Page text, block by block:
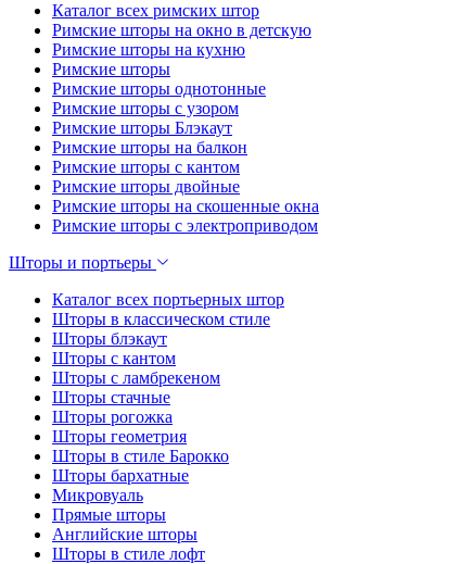
Каталог всех римских штор
Римские шторы на окно в детскую
Римские шторы на кухню
Римские шторы
Римские шторы однотонные
Римские шторы с узором
Римские шторы Блэкаут
Римские шторы на балкон
Римские шторы с кантом
Римские шторы двойные
Римские шторы на скошенные окна
Римские шторы с электроприводом
Шторы и портьеры
Каталог всех портьерных штор
Шторы в классическом стиле
Шторы блэкаут
Шторы с кантом
Шторы с ламбрекеном
Шторы стачные
Шторы рогожка
Шторы геометрия
Шторы в стиле Барокко
Шторы бархатные
Микровуаль
Прямые шторы
Английские шторы
Шторы в стиле лофт